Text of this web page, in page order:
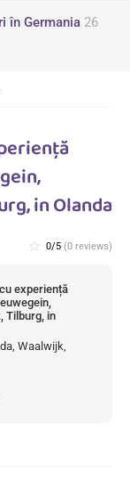
în Germania 26
in Olanda
star_border 0/5 (0 reviews)
experiență
Tilburg, in
Waalwijk,